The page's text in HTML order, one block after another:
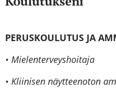
PERUSKOULUTUS JA
• Mielenterveyshoitaja
• Kliinisen näytteenoton